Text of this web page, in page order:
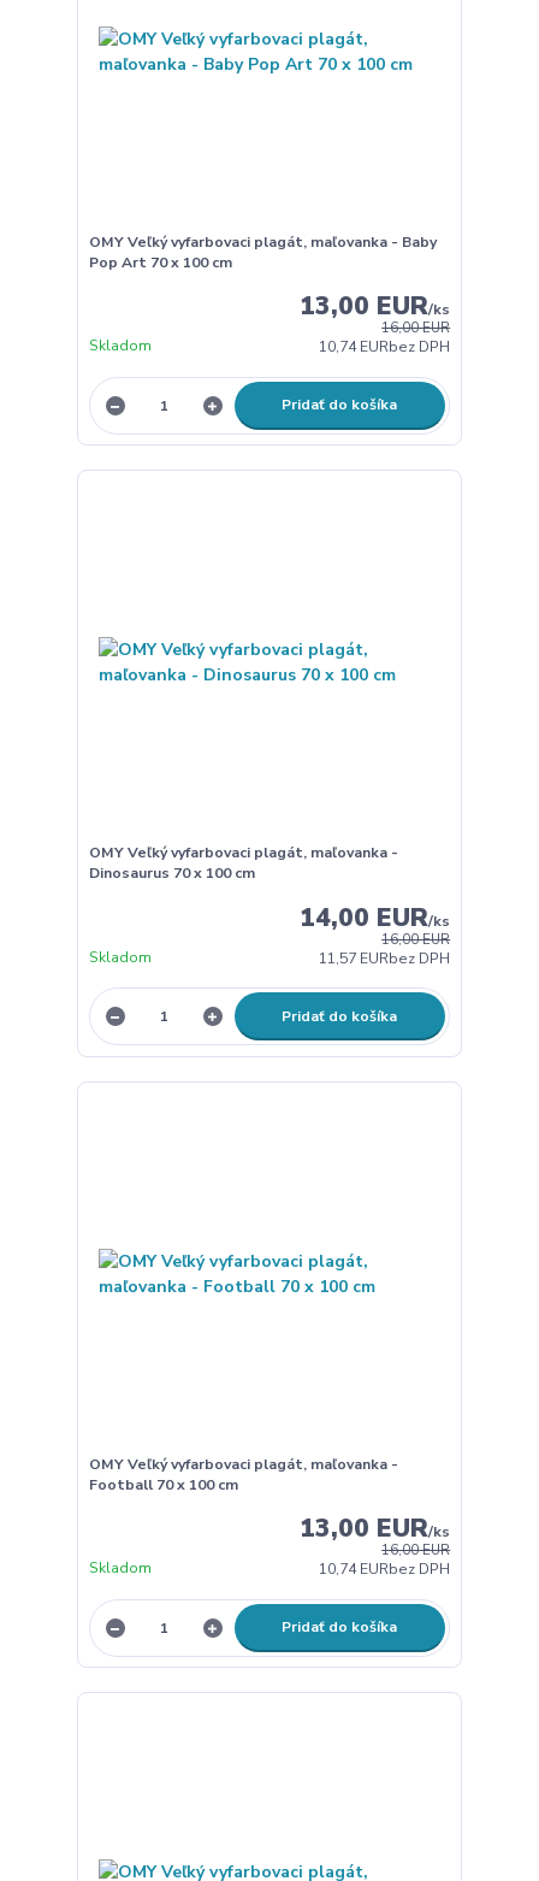
OMY Veľký vyfarbovaci plagát, maľovanka - Baby
Pop Art 70 x 100 cm
16,00 EUR
13,00 EUR/ks
10,74 EURbez DPH
Skladom
Pridať do košíka
OMY Veľký vyfarbovaci plagát, maľovanka -
Dinosaurus 70 x 100 cm
16,00 EUR
14,00 EUR/ks
11,57 EURbez DPH
Skladom
Pridať do košíka
OMY Veľký vyfarbovaci plagát, maľovanka -
Football 70 x 100 cm
16,00 EUR
13,00 EUR/ks
10,74 EURbez DPH
Skladom
Pridať do košíka